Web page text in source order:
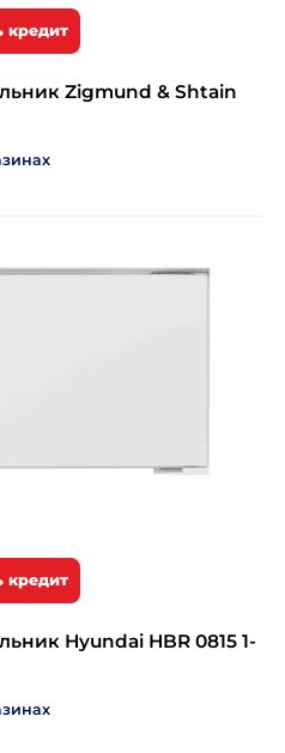
кредит
Zigmund & Shtain
кредит
Hyundai HBR 0815 1-